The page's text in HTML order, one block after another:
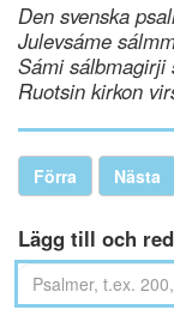
Den svenska
Julevsáme
Sámi sálbmagirji
Ruotsin kirkon
Förra Nästa
Lägg till och